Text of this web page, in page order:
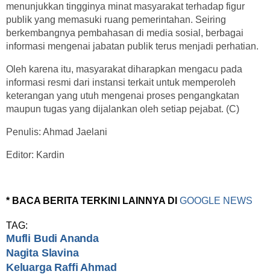
menunjukkan tingginya minat masyarakat terhadap figur
publik yang memasuki ruang pemerintahan. Seiring
berkembangnya pembahasan di media sosial, berbagai
informasi mengenai jabatan publik terus menjadi perhatian.
Oleh karena itu, masyarakat diharapkan mengacu pada
informasi resmi dari instansi terkait untuk memperoleh
keterangan yang utuh mengenai proses pengangkatan
maupun tugas yang dijalankan oleh setiap pejabat. (C)
Penulis: Ahmad Jaelani
Editor: Kardin
* BACA BERITA TERKINI LAINNYA DI GOOGLE NEWS
TAG:
Mufli Budi Ananda
Nagita Slavina
Keluarga Raffi Ahmad